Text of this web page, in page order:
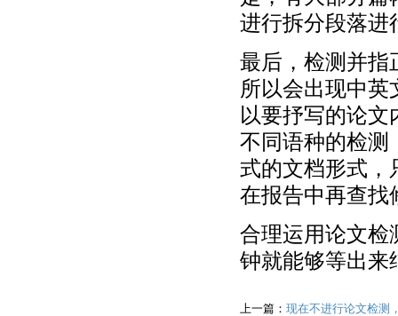
进行拆分段落进
最后，检测并指
所以会出现中
以要抒写的论文
不同语种的检测
式的文档形式，
在报告中再查找
合理运用论文检
钟就能够等出来
上一篇： 现在不进行论文检测